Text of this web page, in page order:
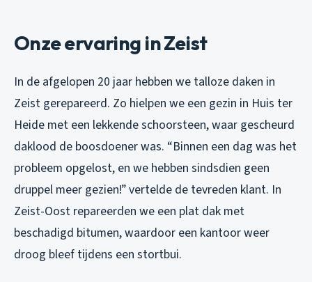
Onze ervaring in Zeist
In de afgelopen 20 jaar hebben we talloze daken in
Zeist gerepareerd. Zo hielpen we een gezin in Huis ter
Heide met een lekkende schoorsteen, waar gescheurd
daklood de boosdoener was. “Binnen een dag was het
probleem opgelost, en we hebben sindsdien geen
druppel meer gezien!” vertelde de tevreden klant. In
Zeist-Oost repareerden we een plat dak met
beschadigd bitumen, waardoor een kantoor weer
droog bleef tijdens een stortbui.